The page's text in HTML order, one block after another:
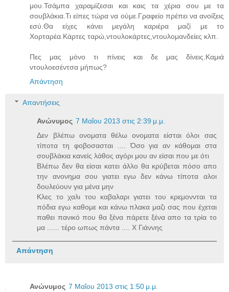
μου.Τσάμπα χαραμίζεσαι και καις τα χέρια σου με τα
σουβλάκια.Τι είπες τώρα να ούμε.Γραφείο πρέπει να ανοίξεις
εσύ.Θα είχες κάνει μεγάλη καριέρα μαζί με το
Χορταρέα.Κάρτες ταρώ,ντουλοκάρτες,ντουλομανδείες κλπ.
Πες μας μόνο τι πίνεις και δε μας δίνεις.Καμιά
ντουλοεσέντσα μήπως?
Απάντηση
Απαντήσεις
Ανώνυμος 7 Μαΐου 2013 στις 2:39 μ.μ.
Δεν βλέπω ονοματα θέλω ονοματα είσται όλοι σας
τίποτα τη φοβοσασται .... Όσο για αν κάθομαι στα
σουβλάκια κανείς λάθος αγόρι μου αν είσαι που με ότι
Βλέπω δεν θα είσαι κατει άλλο θα κρύβεται πόσο απο
την ανονημα σου γιατει εγω δεν κάνω τίποτα αλοι
δουλεύουν για μένα μην
Κλες το χαλι του καβαλαρι γιατει του κρεμοννται τα
πόδια εγω καθομε και κάνω πλακα μαζι σας που έχεται
παθει πανικό που θα ξένα πάρετε ξένα απο τα τρία το
μα ...... τέρο ωπως πάντα .... Χ Γιάννης
Απάντηση
Ανώνυμος 7 Μαΐου 2013 στις 1:50 μ.μ.